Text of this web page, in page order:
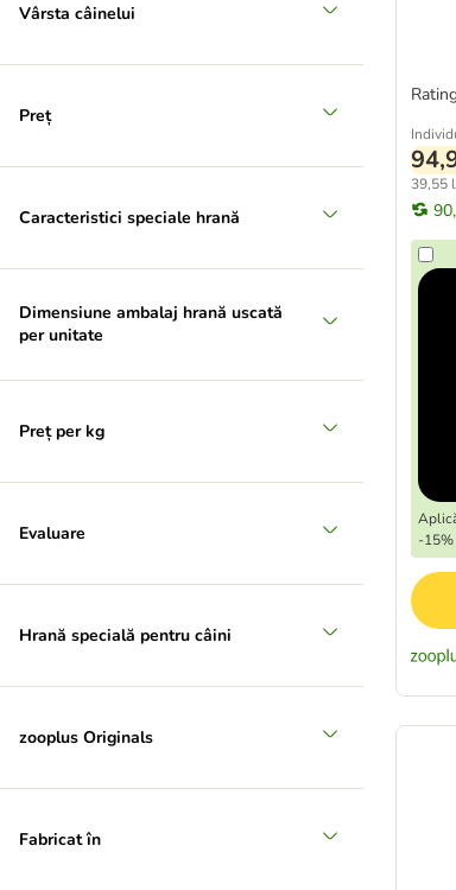
Vârsta câinelui
Preț
Caracteristici speciale hrană
Dimensiune ambalaj hrană uscată
per unitate
Preț per kg
Evaluare
Hrană specială pentru câini
zooplus Originals
Fabricat în
39,55
-15%